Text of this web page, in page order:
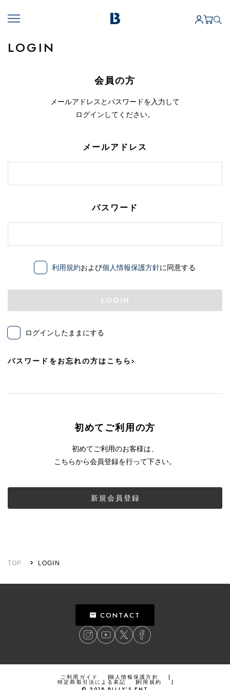
LOGIN
会員の方
メールアドレスとパスワードを入力して
ログインしてください。
メールアドレス
パスワード
利用規約および個人情報保護方針に同意する
LOGIN
ログインしたままにする
パスワードをお忘れの方はこちら
初めてご利用の方
初めてご利用のお客様は、
こちらから会員登録を行って下さい。
新規会員登録
TOP LOGIN
CONTACT
ご利用ガイド 個人情報保護方針
特定商取引法による表記
利用規約